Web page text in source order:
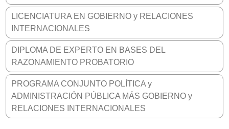
LICENCIATURA EN GOBIERNO y RELACIONES
INTERNACIONALES
DIPLOMA DE EXPERTO EN BASES DEL
RAZONAMIENTO PROBATORIO
PROGRAMA CONJUNTO POLÍTICA y
ADMINISTRACIÓN PÚBLICA MÁS GOBIERNO y
RELACIONES INTERNACIONALES